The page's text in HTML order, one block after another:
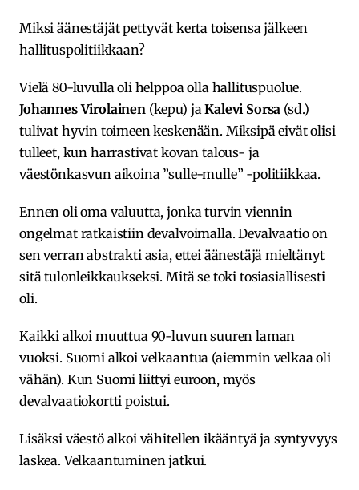
Miksi äänestäjät pettyvät kerta toisensa jälkeen
hallituspolitiikkaan?
Vielä 80-luvulla oli helppoa olla hallituspuolue.
Johannes Virolainen(kepu) jaKalevi Sorsa (sd.)
tulivat hyvin toimeen keskenään. Miksipä eivät olisi
tulleet, kun harrastivat kovan talous- ja
väestönkasvun aikoina ”sulle-mulle” -politiikkaa.
Ennen oli oma valuutta, jonka turvin viennin
ongelmat ratkaistiin devalvoimalla. Devalvaatio on
sen verran abstrakti asia, ettei äänestäjä mieltänyt
sitä tulonleikkaukseksi. Mitä se toki tosiasiallisesti
oli.
Kaikki alkoi muuttua 90-luvun suuren laman
vuoksi. Suomi alkoi velkaantua (aiemmin velkaa oli
vähän). Kun Suomi liittyi euroon, myös
devalvaatiokortti poistui.
Lisäksi väestö alkoi vähitellen ikääntyä ja syntyvyys
laskea. Velkaantuminen jatkui.